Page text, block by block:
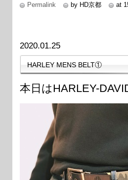
Permalink by HD京都 at
2020.01.25
HARLEY MENS BELT①
本日はHARLEY-